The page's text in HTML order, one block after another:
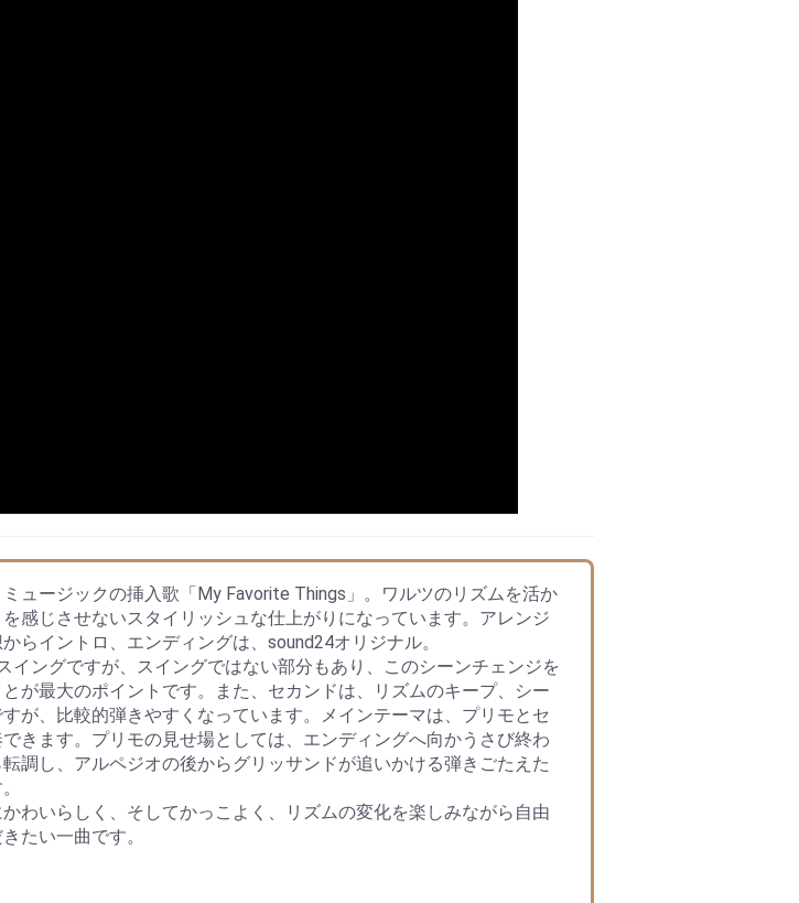
ュージックの挿入歌「My Favorite Things」。ワルツのリズムを活か
感じさせないスタイリッシュな仕上がりになっています。アレンジ
らイントロ、エンディングは、sound24オリジナル。
イングですが、スイングではない部分もあり、このシーンチェンジを
が最大のポイントです。また、セカンドは、リズムのキープ、シー
が、比較的弾きやすくなっています。メインテーマは、プリモとセ
きます。プリモの見せ場としては、エンディングへ向かうさび終わ
調し、アルペジオの後からグリッサンドが追いかける弾きごたえた
わいらしく、そしてかっこよく、リズムの変化を楽しみながら自由
たい一曲です。